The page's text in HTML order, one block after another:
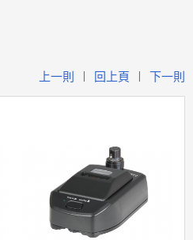
上一則 | 回上頁 | 下一則